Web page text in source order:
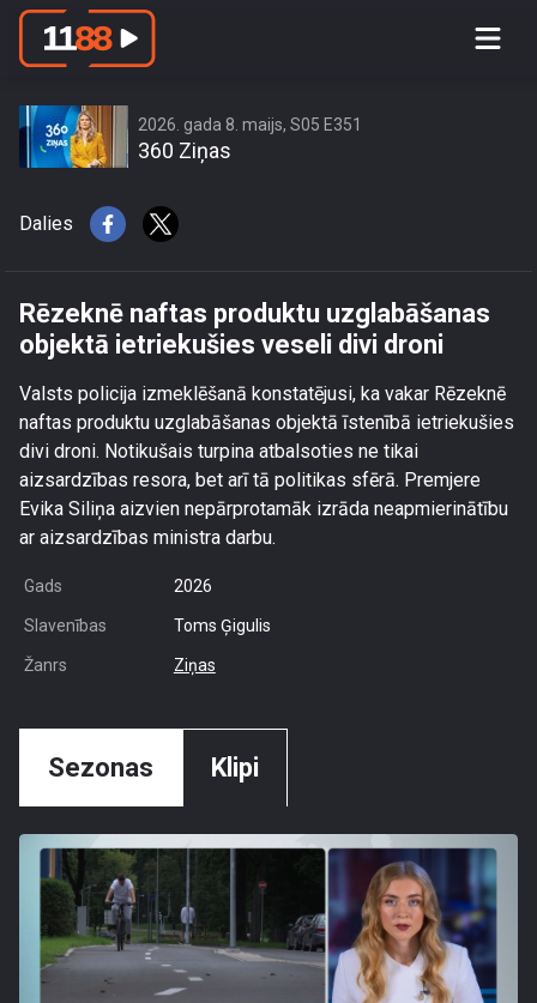
2026. gada 8. maijs, S05 E351
360 Ziņas
Dalies
Rēzeknē naftas produktu uzglabāšanas
objektā ietriekušies veseli divi droni
Valsts policija izmeklēšanā konstatējusi, ka vakar Rēzeknē
naftas produktu uzglabāšanas objektā īstenībā ietriekušies
divi droni. Notikušais turpina atbalsoties ne tikai
aizsardzības resora, bet arī tā politikas sfērā. Premjere
Evika Siliņa aizvien nepārprotamāk izrāda neapmierinātību
ar aizsardzības ministra darbu.
Gads 2026
Slavenības Toms Ģigulis
Žanrs Ziņas
Sezonas Klipi